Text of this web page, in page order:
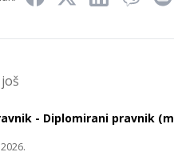
- Diplomirani pravnik